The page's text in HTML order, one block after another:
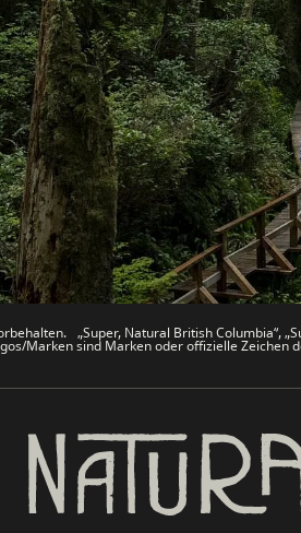
Unsere Websites
Reisebranche
Medien
Unternehmen
简体中文 – China
„Super, Natural British Columbia“,
Marken sind Marken oder offizielle Zeichen